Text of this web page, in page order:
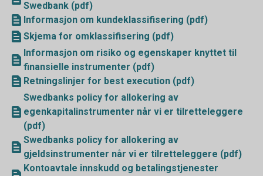
Swedbank (pdf)
Informasjon om kundeklassifisering (pdf)
Skjema for omklassifisering (pdf)
Informasjon om risiko og egenskaper knyttet til
finansielle instrumenter (pdf)
Retningslinjer for best execution (pdf)
Swedbanks policy for allokering av
egenkapitalinstrumenter når vi er tilretteleggere
(pdf)
Swedbanks policy for allokering av
gjeldsinstrumenter når vi er tilretteleggere (pdf)
Kontoavtale innskudd og betalingstjenester